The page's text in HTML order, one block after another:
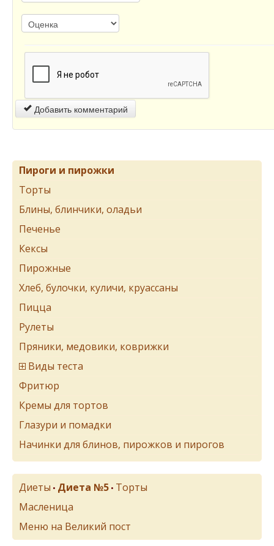
Добавить комментарий
Пироги и пирожки
Торты
Блины, блинчики, оладьи
Печенье
Кексы
Пирожные
Хлеб, булочки, куличи, круассаны
Пицца
Рулеты
Пряники, медовики, коврижки
Виды теста
Фритюр
Кремы для тортов
Глазури и помадки
Начинки для блинов, пирожков и пирогов
Диеты • Диета №5 • Торты
Масленица
Меню на Великий пост